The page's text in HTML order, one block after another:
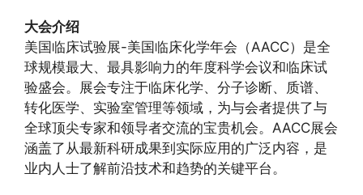
大会介绍
美国临床试验展-美国临床化学年会（AACC）是全
球规模最大、最具影响力的年度科学会议和临床试
验盛会。展会专注于临床化学、分子诊断、质谱、
转化医学、实验室管理等领域，为与会者提供了与
全球顶尖专家和领导者交流的宝贵机会。AACC展会
涵盖了从最新科研成果到实际应用的广泛内容，是
业内人士了解前沿技术和趋势的关键平台。